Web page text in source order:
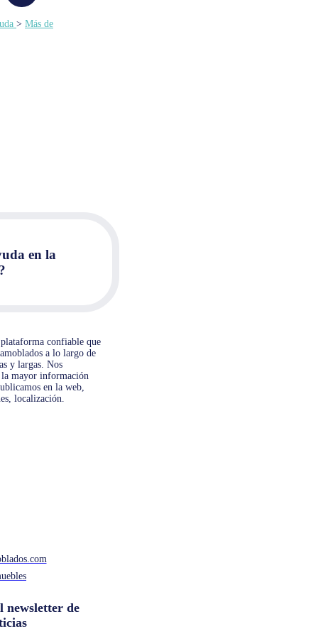
> Más de
en la
confiable que
a lo largo de
y largas. Nos
la mayor información
en la web,
localización.
newsletter de